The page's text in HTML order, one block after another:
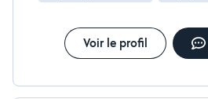
Voir le profil